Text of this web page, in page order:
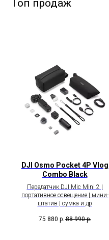
DJI Osmo Pocket 4P Vlog
Combo Black
Передатчик DJI Mic Mini 2 |
портативное освещение | мини-
штатив | сумка и др
75 880 р. 88 990 р.